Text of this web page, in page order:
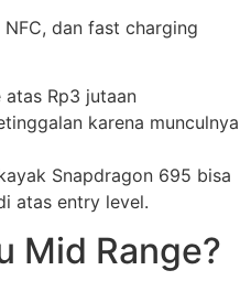
dan fast charging
atas Rp3 jutaan
karena munculnya
Snapdragon 695 bisa
atas entry level.
Mid Range?